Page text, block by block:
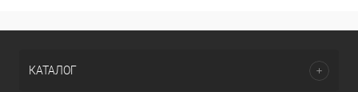
КАТАЛОГ